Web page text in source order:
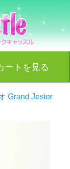
ートを見る
Grand Jester